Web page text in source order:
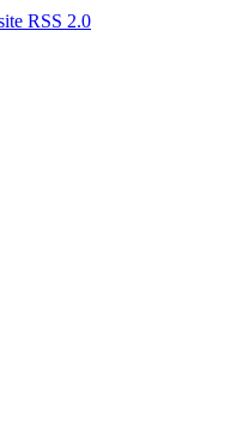
RSS 2.0